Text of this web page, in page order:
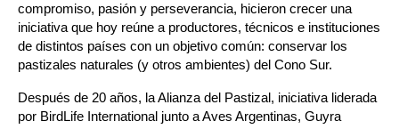
compromiso, pasión y perseverancia, hicieron crecer una
iniciativa que hoy reúne a productores, técnicos e instituciones
de distintos países con un objetivo común: conservar los
pastizales naturales (y otros ambientes) del Cono Sur.
Después de 20 años, la Alianza del Pastizal, iniciativa liderada
por BirdLife International junto a Aves Argentinas, Guyra